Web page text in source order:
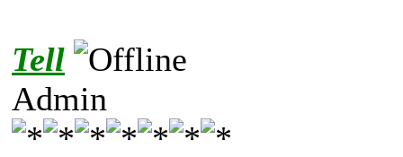
Tell
Admin